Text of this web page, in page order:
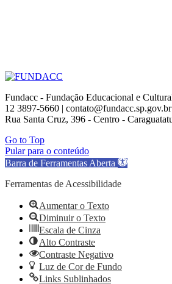
Fundacc - Fundação Educacional e
12 3897-5660 | contato@fundacc.sp.gov.br
Rua Santa Cruz, 396 - Centro -
Go to Top
Pular para o conteúdo
Barra de Ferramentas Aberta
Ferramentas de Acessibilidade
Aumentar o Texto
Diminuir o Texto
Escala de Cinza
Alto Contraste
Contraste Negativo
Luz de Cor de Fundo
Links Sublinhados